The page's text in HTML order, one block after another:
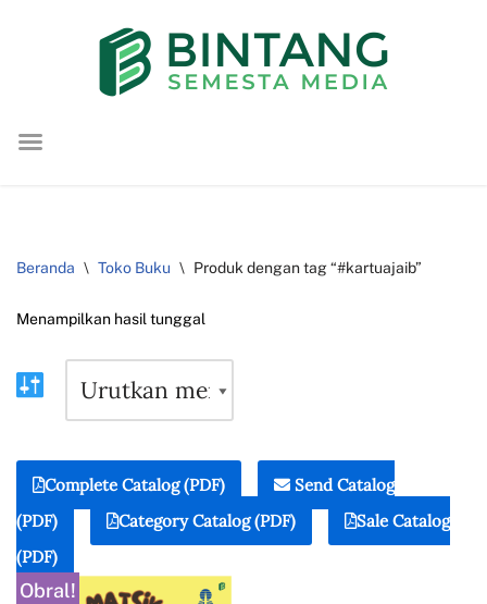
konten
Beranda \ Toko Buku \ Produk dengan tag “#kartuajaib”
Menampilkan hasil tunggal
Complete Catalog (PDF)
Send Catalog
(PDF)
Category Catalog (PDF)
Sale Catalog
(PDF)
Obral!